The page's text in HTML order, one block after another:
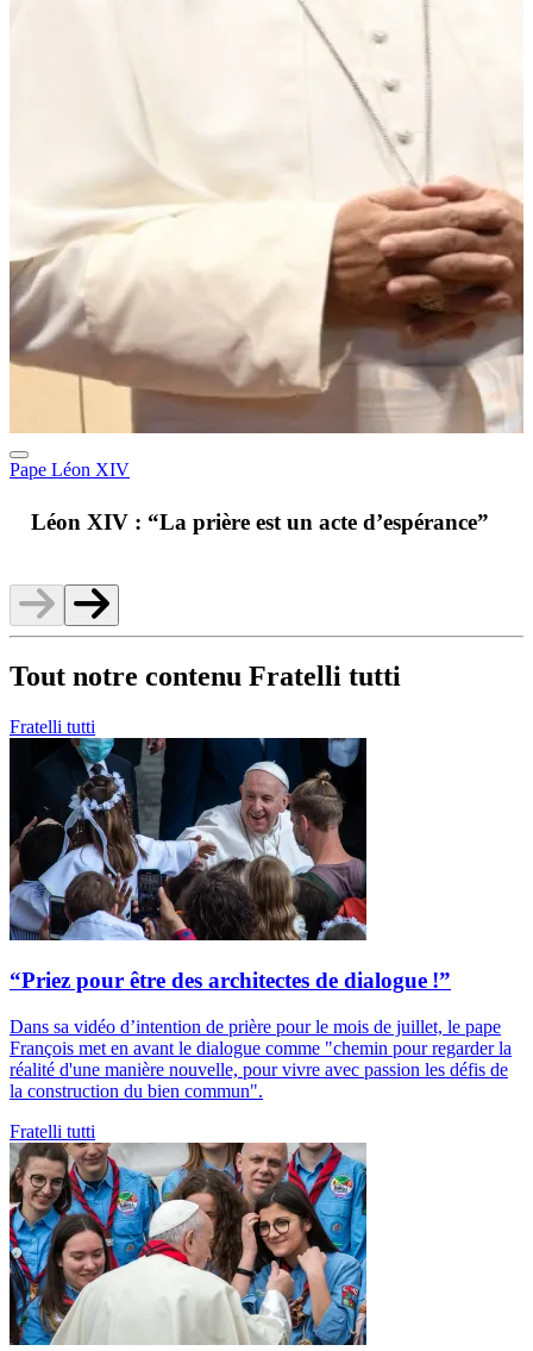
Pape Léon XIV
Léon XIV : “La prière est un acte d’espérance”
Tout notre contenu Fratelli tutti
Fratelli tutti
“Priez pour être des architectes de dialogue !”
Dans sa vidéo d’intention de prière pour le mois de juillet, le pape
François met en avant le dialogue comme "chemin pour regarder la
réalité d'une manière nouvelle, pour vivre avec passion les défis de
la construction du bien commun".
Fratelli tutti